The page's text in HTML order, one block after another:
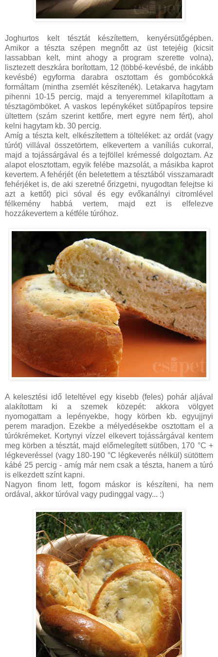
Joghurtos kelt tésztát készítettem, kenyérsütőgépben.
Amikor a tészta szépen megnőtt az üst tetejéig (kicsit
lassabban kelt, mint ahogy a program szerette volna),
lisztezett deszkára borítottam, 12 (többé-kevésbé, de inkább
kevésbé) egyforma darabra osztottam és gombócokká
formáltam (mintha zsemlét készítenék). Letakarva hagytam
pihenni 10-15 percig, majd a tenyeremmel kilapítottam a
tésztagömböket. A vaskos lepénykéket sütőpapíros tepsire
ültettem (szám szerint kettőre, mert egyre nem fért), ahol
kelni hagytam kb. 30 percig.
Amíg a tészta kelt, elkészítettem a tölteléket: az ordát (vagy
túrót) villával összetörtem, elkevertem a vaníliás cukorral,
majd a tojássárgával és a tejföllel krémessé dolgoztam. Az
alapot elosztottam, egyik felébe mazsolát, a másikba kaprot
kevertem. A fehérjét (én beletettem a tésztából visszamaradt
fehérjéket is, de aki szeretné őrizgetni, nyugodtan felejtse ki
azt a kettőt) pici sóval és egy evőkanálnyi citromlével
félkemény habbá vertem, majd ezt is elfelezve
hozzákevertem a kétféle túróhoz.
A kelesztési idő leteltével egy kisebb (feles) pohár aljával
alakítottam ki a szemek közepét: akkora völgyet
nyomogattam a lepényekbe, hogy körben kb. egyujjnyi
perem maradjon. Ezekbe a mélyedésekbe osztottam el a
túrókrémeket. Kortynyi vízzel elkevert tojássárgával kentem
meg körben a tésztát, majd előmelegített sütőben, 170 °C +
légkeveréssel (vagy 180-190 °C légkeverés nélkül) sütöttem
kábé 25 percig - amíg már nem csak a tészta, hanem a túró
is elkezdett színt kapni.
Nagyon finom lett, fogom máskor is készíteni, ha nem
ordával, akkor túróval vagy pudinggal vagy... :)